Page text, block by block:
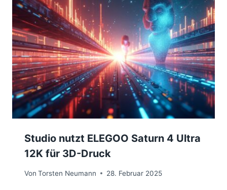
Studio nutzt ELEGOO Saturn 4 Ultra
12K für 3D-Druck
Von Torsten Neumann 28. Februar 2025